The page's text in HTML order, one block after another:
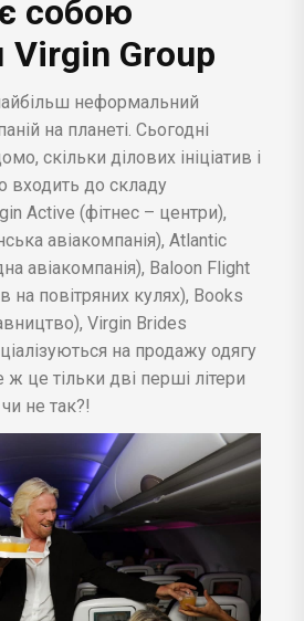
собою
Virgin Group
неформальний
на планеті. Сьогодні
скільки ділових ініціатив і
входить до складу
Active (фітнес – центри),
авіакомпанія), Atlantic
авіакомпанія), Baloon Flight
на повітряних кулях), Books
Virgin Brides
на продажу одягу
ж це тільки дві перші літери
не так?!